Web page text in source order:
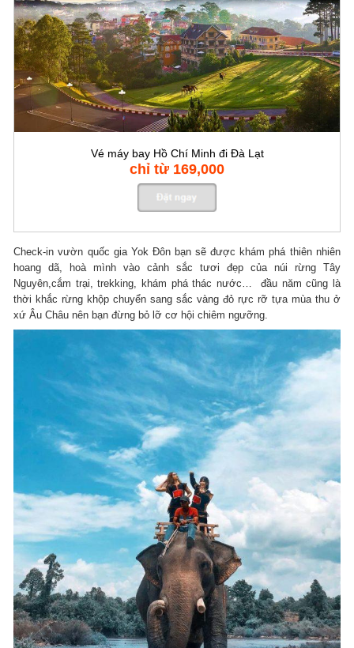
Vé máy bay Hồ Chí Minh đi Đà Lạt
chỉ từ 169,000
Check-in vườn quốc gia Yok Đôn bạn sẽ được khám phá thiên nhiên
hoang dã, hoà mình vào cảnh sắc tươi đẹp của núi rừng Tây
Nguyên,cắm trại, trekking, khám phá thác nước… đầu năm cũng là
thời khắc rừng khộp chuyển sang sắc vàng đỏ rực rỡ tựa mùa thu ở
xứ Âu Châu nên bạn đừng bỏ lỡ cơ hội chiêm ngưỡng.